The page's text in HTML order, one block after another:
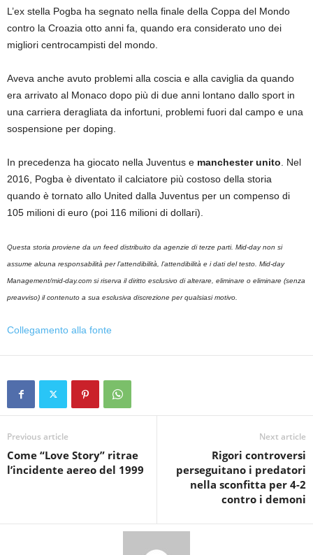
L’ex stella Pogba ha segnato nella finale della Coppa del Mondo
contro la Croazia otto anni fa, quando era considerato uno dei
migliori centrocampisti del mondo.
Aveva anche avuto problemi alla coscia e alla caviglia da quando
era arrivato al Monaco dopo più di due anni lontano dallo sport in
una carriera deragliata da infortuni, problemi fuori dal campo e una
sospensione per doping.
In precedenza ha giocato nella Juventus e manchester unito . Nel
2016, Pogba è diventato il calciatore più costoso della storia
quando è tornato allo United dalla Juventus per un compenso di
105 milioni di euro (poi 116 milioni di dollari).
Questa storia proviene da un feed distribuito da agenzie di terze parti. Mid-day non si
assume alcuna responsabilità per l’attendibilità, l’attendibilità e i dati del testo. Mid-day
Management/mid-day.com si riserva il diritto esclusivo di alterare, eliminare o eliminare (senza
preavviso) il contenuto a sua esclusiva discrezione per qualsiasi motivo.
Collegamento alla fonte
Previous article
Come “Love Story” ritrae
l’incidente aereo del 1999
Next article
Rigori controversi
perseguitano i predatori
nella sconfitta per 4-2
contro i demoni